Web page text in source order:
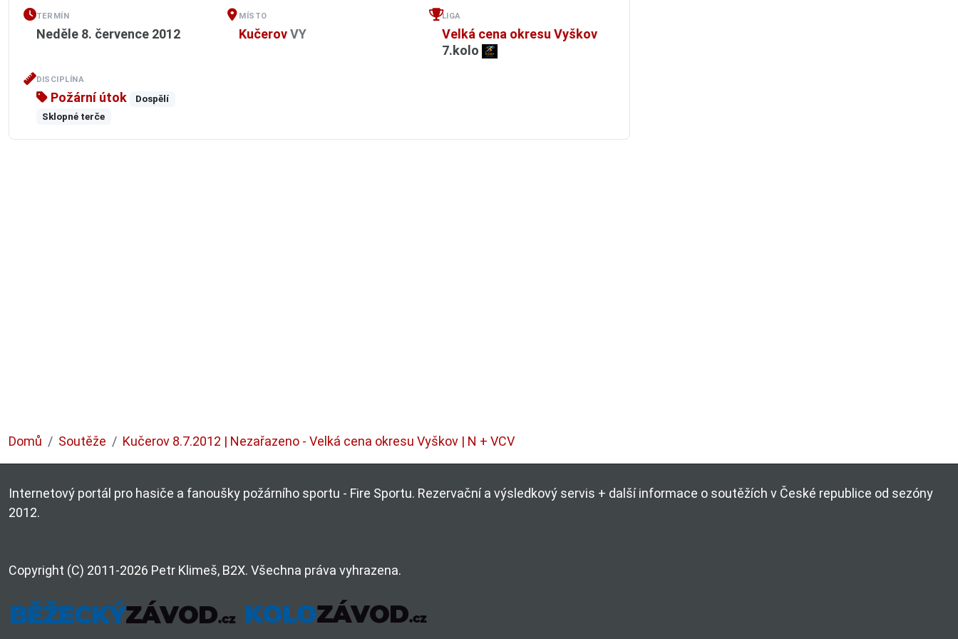
TERMÍN
Neděle 8. července 2012
MÍSTO
Kučerov VY
LIGA
Velká cena okresu Vyškov
7.kolo
DISCIPLÍNA
Požární útok
Dospělí
Sklopné terče
Domů Soutěže Kučerov 8.7.2012 | Nezařazeno - Velká cena okresu Vyškov | N + VCV
Internetový portál pro hasiče a fanoušky požárního sportu - Fire Sportu. Rezervační a výsledkový servis + další informace o soutěžích v České republice od sezóny
2012.
Copyright (C) 2011-2026 Petr Klimeš, B2X. Všechna práva vyhrazena.